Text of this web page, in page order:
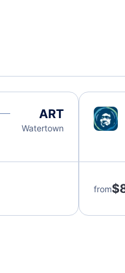
ART
Watertown
from